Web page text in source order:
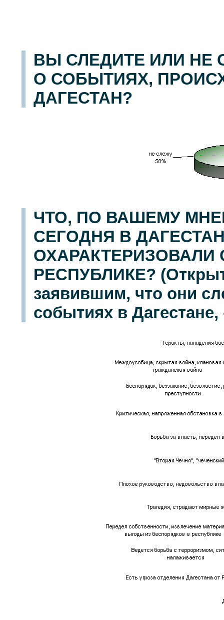
ВЫ СЛЕДИТЕ ИЛИ НЕ
О СОБЫТИЯХ,
ДАГЕСТАН?
ЧТО, ПО ВАШЕМУ
СЕГОДНЯ В
РЕСПУБЛИКЕ?
заявившим, что они
событиях в